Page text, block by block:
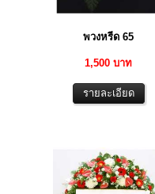
พวงหรีด 65
1,500 บาท